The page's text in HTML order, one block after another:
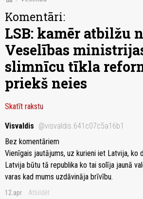
Komentāri:
LSB: kamēr atbilžu
Veselības
slimnīcu tīkla
priekš neies
Skatīt rakstu
Visvaldis @visvaldis.641c07c5a16b1
Bez komentāriem
Vienīgais jautājums, uz kurieni iet Latvija, ko
Latvija būtu tā republika ko tai solīja jaunā
varas kad mums uzdāvināja brīvību.
12.apr Atbildēt